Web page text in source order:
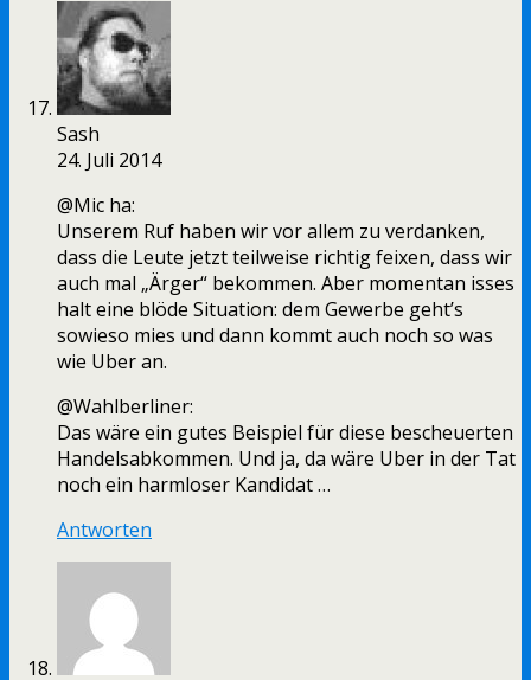
Sash
24. Juli 2014
@Mic ha:
Unserem Ruf haben wir vor allem zu verdanken,
dass die Leute jetzt teilweise richtig feixen, dass wir
auch mal „Ärger“ bekommen. Aber momentan isses
halt eine blöde Situation: dem Gewerbe geht’s
sowieso mies und dann kommt auch noch so was
wie Uber an.
@Wahlberliner:
Das wäre ein gutes Beispiel für diese bescheuerten
Handelsabkommen. Und ja, da wäre Uber in der Tat
noch ein harmloser Kandidat …
Antworten